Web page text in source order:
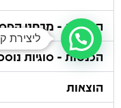
הכנסות - מבחני
הכנסות - סוגיות
הוצאות
ליצירת